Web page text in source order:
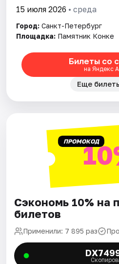
15 июля 2026 • среда
Город: Санкт-Петербург
Площадка: Памятник Конке
Билеты со
на Яндекс
Еще
ПРОМОКОД
Сэкономь 10% на
билетов
Применили: 7 895 раз